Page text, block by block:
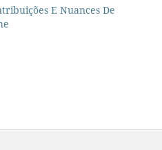
E Nuances De